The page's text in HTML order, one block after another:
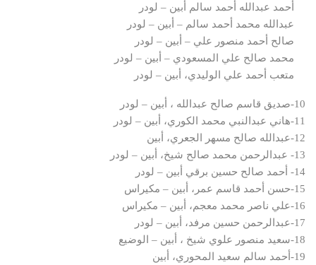
أحمد عبدالله أحمد سالم أبين – لودر
عبدالله محمد أحمد سالم – أبين – لودر
صالح أحمد منصور علي – أبين – لودر
محمد صالح علي المسعودي – أبين – لودر
متعب أحمد علي الوليدي، أبين – لودر
10-صديق قاسم صالح عبدالله ، أبين – لودر
11-هاني عبدالنبي محمد الكوري، أبين – لودر
12-عبدالله صالح مسهر الجعري، أبين
13- عبدالرحمن محمد صالح شيخ، أبين – لودر
14- أحمد صالح حسين برقي أبين – لودر
15-حسن أحمد قاسم عمر، أبين – مكيراس
16-علي ناصر محمد معجم، أبين – مكيراس
17-عبدالرحمن حسين مرفد، أبين – لودر
18-سعيد منصور علوي شيخ ، أبين – الوضيع
19-أحمد سالم سعيد المحوري، أبين